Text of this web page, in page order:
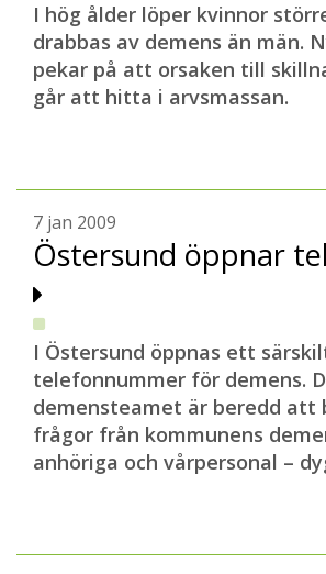
I hög ålder löper kvinnor
drabbas av demens än män.
pekar på att orsaken till
går att hitta i arvsmassan.
7 jan 2009
Östersund öppnar
I Östersund öppnas ett
telefonnummer för demens.
demensteamet är beredd att
frågor från kommunens
anhöriga och vårpersonal –